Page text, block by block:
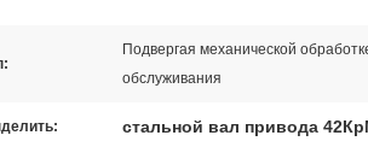
Подвергая механической
обслуживания
стальной вал привода